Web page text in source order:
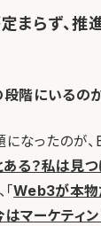
まらず、推
階にいるの
なったのが、
る？私は見
Web3が本物
はマーケティ